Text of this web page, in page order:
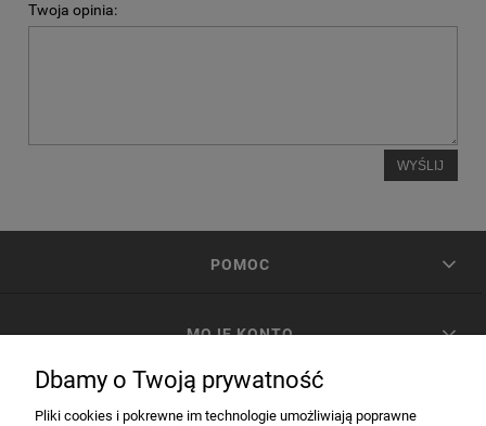
Twoja opinia:
WYŚLIJ
POMOC
MOJE KONTO
Dbamy o Twoją prywatność
Pliki cookies i pokrewne im technologie umożliwiają poprawne